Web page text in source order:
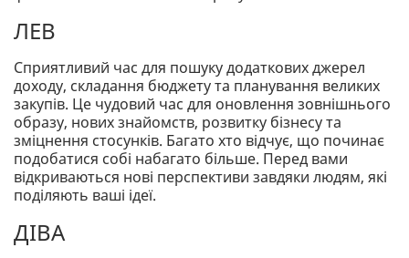
ЛЕВ
Сприятливий час для пошуку додаткових джерел
доходу, складання бюджету та планування великих
закупів. Це чудовий час для оновлення зовнішнього
образу, нових знайомств, розвитку бізнесу та
зміцнення стосунків. Багато хто відчує, що починає
подобатися собі набагато більше. Перед вами
відкриваються нові перспективи завдяки людям, які
поділяють ваші ідеї.
ДІВА